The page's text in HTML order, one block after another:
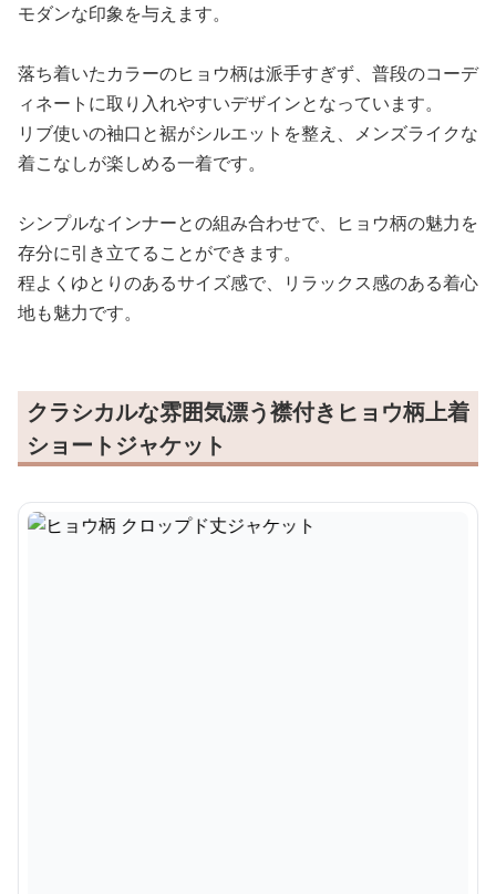
モダンな印象を与えます。
落ち着いたカラーのヒョウ柄は派手すぎず、普段のコーデ
ィネートに取り入れやすいデザインとなっています。
リブ使いの袖口と裾がシルエットを整え、メンズライクな
着こなしが楽しめる一着です。
シンプルなインナーとの組み合わせで、ヒョウ柄の魅力を
存分に引き立てることができます。
程よくゆとりのあるサイズ感で、リラックス感のある着心
地も魅力です。
クラシカルな雰囲気漂う襟付きヒョウ柄上着
ショートジャケット